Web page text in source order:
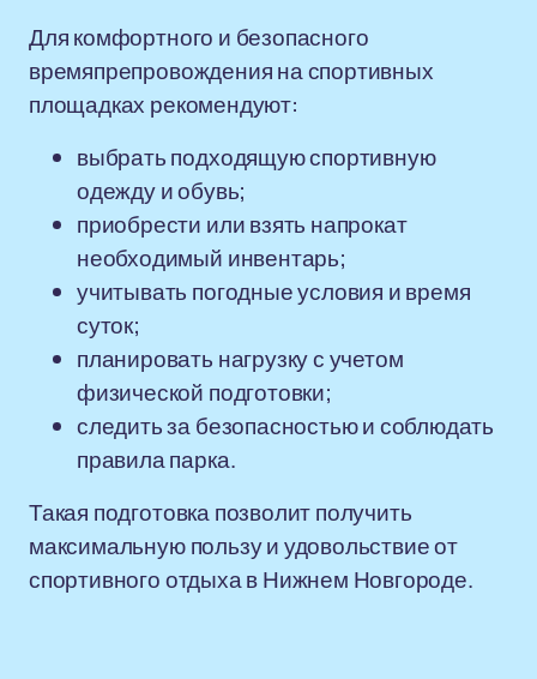
Для комфортного и безопасного
времяпрепровождения на спортивных
площадках рекомендуют:
выбрать подходящую спортивную
одежду и обувь;
приобрести или взять напрокат
необходимый инвентарь;
учитывать погодные условия и время
суток;
планировать нагрузку с учетом
физической подготовки;
следить за безопасностью и соблюдать
правила парка.
Такая подготовка позволит получить
максимальную пользу и удовольствие от
спортивного отдыха в Нижнем Новгороде.